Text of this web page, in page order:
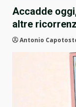
Accadde
altre
Antonio